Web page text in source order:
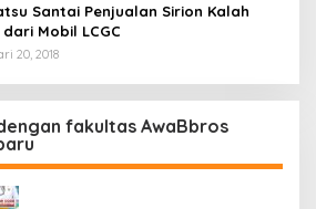
Santai Penjualan Sirion Kalah
Mobil LCGC
20, 2018
fakultas AwaBbros